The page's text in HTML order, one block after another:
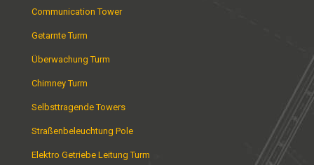
Communication Tower
Getarnte Turm
Überwachung Turm
Chimney Turm
Selbsttragende Towers
Straßenbeleuchtung Pole
Elektro Getriebe Leitung Turm